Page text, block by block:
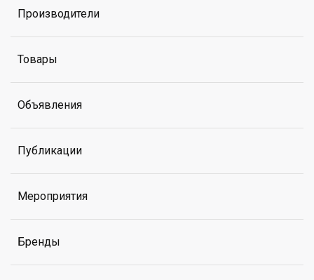
Производители
Товары
Объявления
Публикации
Мероприятия
Бренды